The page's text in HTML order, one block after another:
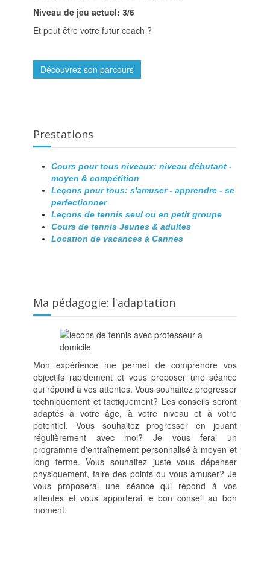
Niveau de jeu actuel: 3/6
Et peut être votre futur coach ?
Découvrez son parcours
Prestations
Cours pour tous niveaux: niveau débutant -
moyen & compétition
Leçons pour tous: s'amuser - apprendre - se
perfectionner
Leçons de tennis seul ou en petit groupe
Cours de tennis Jeunes & adultes
Location de vacances à Cannes
Ma pédagogie: l'adaptation
Mon expérience me permet de comprendre vos
objectifs rapidement et vous proposer une séance
qui répond à vos attentes. Vous souhaitez progresser
techniquement et tactiquement? Les conseils seront
adaptés à votre âge, à votre niveau et à votre
potentiel. Vous souhaitez progresser en jouant
régulièrement avec moi? Je vous ferai un
programme d'entraînement personnalisé à moyen et
long terme. Vous souhaitez juste vous dépenser
physiquement, faire des points ou vous amuser? Je
vous proposerai une séance qui répond à vos
attentes et vous apporterai le bon conseil au bon
moment.